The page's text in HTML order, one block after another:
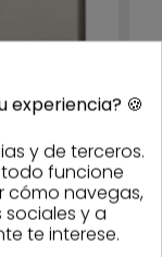
experiencia? 🍪
y de terceros.
funcione
cómo navegas,
y a
te interese.